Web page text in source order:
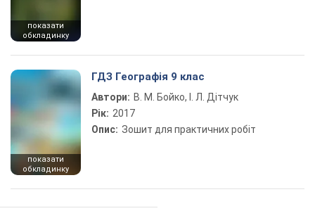
показати
обкладинку
показати
обкладинку
ГДЗ Географія 9 клас
Автори: В. М. Бойко, І. Л. Дітчук
Рік: 2017
Опис: Зошит для практичних робіт